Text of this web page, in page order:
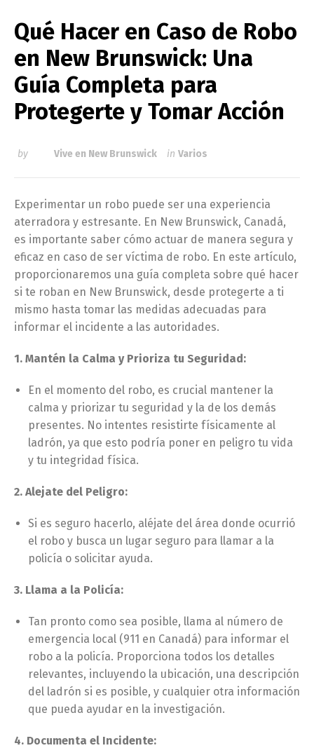
Qué Hacer en Caso de Robo
en New Brunswick: Una
Guía Completa para
Protegerte y Tomar Acción
by Vive en New Brunswick in Varios
Experimentar un robo puede ser una experiencia
aterradora y estresante. En New Brunswick, Canadá,
es importante saber cómo actuar de manera segura y
eficaz en caso de ser víctima de robo. En este artículo,
proporcionaremos una guía completa sobre qué hacer
si te roban en New Brunswick, desde protegerte a ti
mismo hasta tomar las medidas adecuadas para
informar el incidente a las autoridades.
1. Mantén la Calma y Prioriza tu Seguridad:
En el momento del robo, es crucial mantener la
calma y priorizar tu seguridad y la de los demás
presentes. No intentes resistirte físicamente al
ladrón, ya que esto podría poner en peligro tu vida
y tu integridad física.
2. Alejate del Peligro:
Si es seguro hacerlo, aléjate del área donde ocurrió
el robo y busca un lugar seguro para llamar a la
policía o solicitar ayuda.
3. Llama a la Policía:
Tan pronto como sea posible, llama al número de
emergencia local (911 en Canadá) para informar el
robo a la policía. Proporciona todos los detalles
relevantes, incluyendo la ubicación, una descripción
del ladrón si es posible, y cualquier otra información
que pueda ayudar en la investigación.
4. Documenta el Incidente: